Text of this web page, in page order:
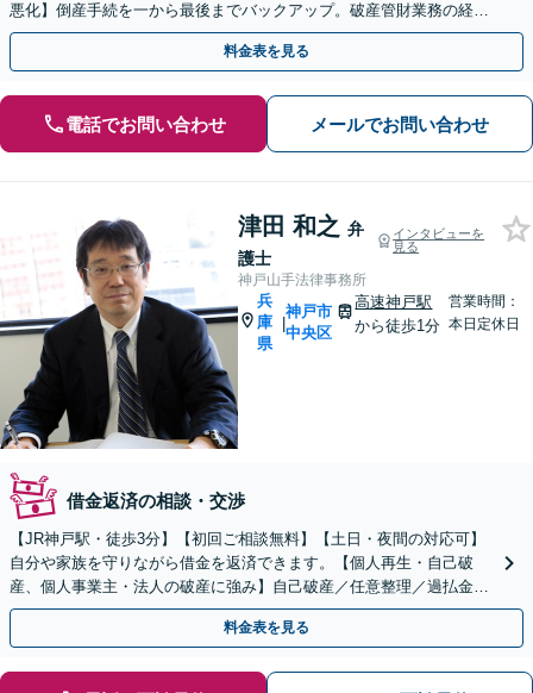
悪化】倒産手続を一から最後までバックアップ。破産管財業務の経験
多数。借金の不安を払拭し最適な債務整理手続をご提案。
料金表を見る
電話でお問い合わせ メールでお問い合わせ
津田 和之 弁
護士
インタビューを
見る
神戸山手法律事務所
兵
庫
県
|
神戸市
中央区
高速神戸駅
から徒歩1分
営業時間：
本日定休日
借金返済の相談・交渉
【JR神戸駅・徒歩3分】【初回ご相談無料】【土日・夜間の対応可】
自分や家族を守りながら借金を返済できます。【個人再生・自己破
産、個人事業主・法人の破産に強み】自己破産／任意整理／過払金返
還など対応可能です。悩まず、安心して相談ください！
料金表を見る